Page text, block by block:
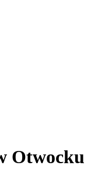
Otwocku